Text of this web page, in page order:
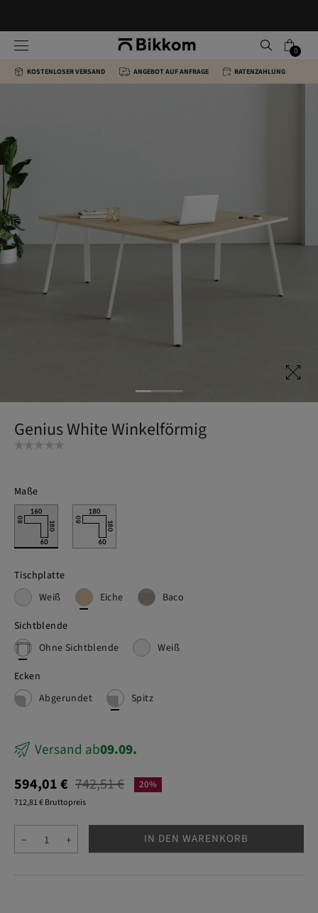
0
KOSTENLOSER VERSAND ANGEBOT AUF ANFRAGE RATENZAHLUNG
Genius White Winkelförmig
Maße
Tischplatte
Weiß
Eiche Baco
Sichtblende
Ohne Sichtblende
Weiß
Ecken
Abgerundet
Spitz
Versand ab09.09.
20%
594,01 € 742,51 €
712,81 € Bruttopreis
− + IN DEN WARENKORB